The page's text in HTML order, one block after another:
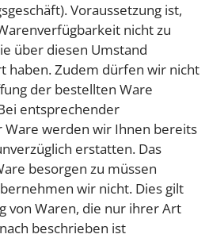
Voraussetzung ist,
nicht zu
über diesen Umstand
haben. Zudem dürfen wir nicht
der bestellten Ware
entsprechender
werden wir Ihnen bereits
erstatten. Das
besorgen zu müssen
wir nicht. Dies gilt
von Waren, die nur ihrer Art
beschrieben ist